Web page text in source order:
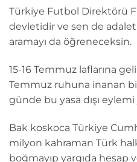
Türkiye Futbol Direktörü
devletidir ve sen de
aramayı da öğreneceksin.
15-16 Temmuz laflarına
Temmuz ruhuna inanan
günde bu yasa dışı eylemi
Bak koskoca Türkiye
milyon kahraman Türk
boğmayıp yargıda hesap